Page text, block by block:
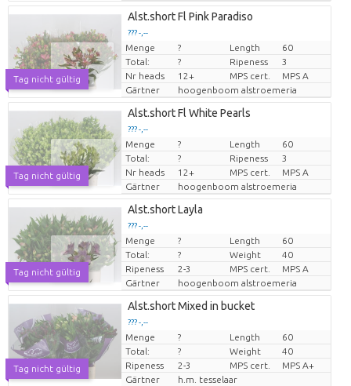
Tag nicht gültig
Alst.short Fl Pink Paradiso
??? -,--
Preis pro Stück
Menge ? Length
60
Total:
? Ripeness
3
Nr heads
12+ MPS cert.
MPS A
Gärtner
hoogenboom alstroemeria
Tag nicht gültig
Alst.short Fl White Pearls
??? -,--
Preis pro Stück
Menge ? Length
60
Total:
? Ripeness
3
Nr heads
12+ MPS cert.
MPS A
Gärtner
hoogenboom alstroemeria
Tag nicht gültig
Alst.short Layla
??? -,--
Preis pro Stück
Menge ? Length
60
Total:
? Weight
40
Ripeness
2-3 MPS cert.
MPS A
Gärtner
hoogenboom alstroemeria
Tag nicht gültig
Alst.short Mixed in bucket
??? -,--
Preis pro Stück
Menge ? Length
60
Total:
? Weight
40
Ripeness
2-3 MPS cert.
MPS A+
Gärtner
h.m. tesselaar